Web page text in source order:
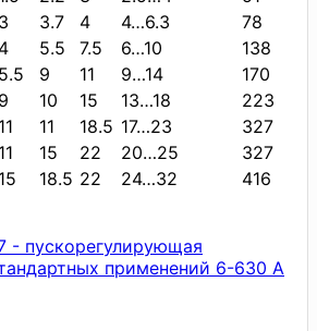
3 3.7 4 4…6.3
78
4 5.5 7.5 6…10
138
5.5 9 11 9…14
170
9 10 15 13…18
223
11 11 18.5 17…23
327
11 15 22 20…25
327
15 18.5 22 24…32 416
- пускорегулирующая
применений 6-630 А